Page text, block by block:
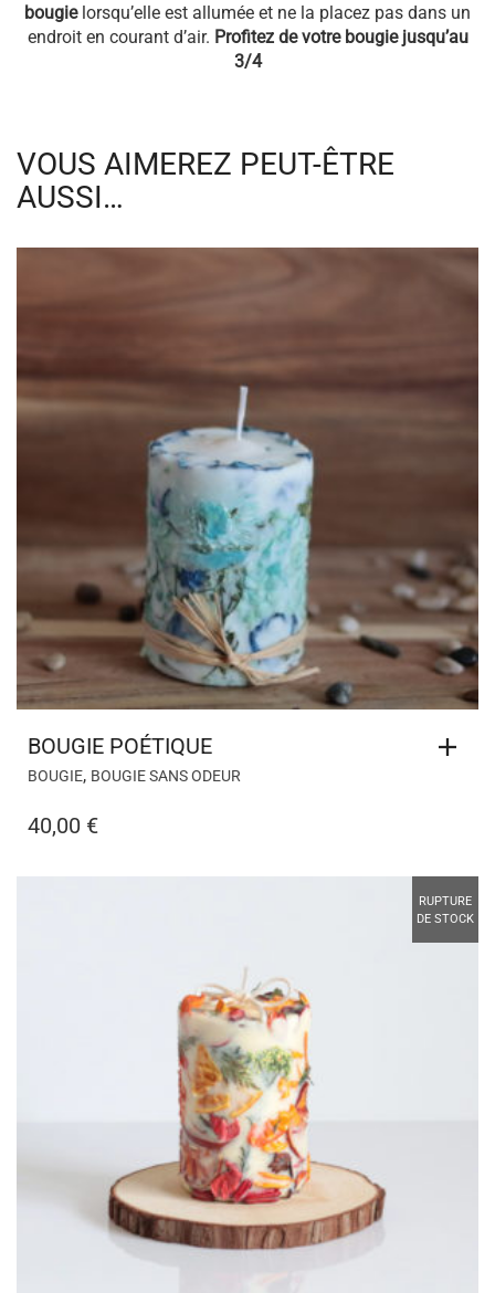
bougielorsqu’elle est allumée et ne la placez pas dans un
endroit en courant d’air. Profitez de votre bougie jusqu’au
3/4
VOUS AIMEREZ PEUT-ÊTRE
AUSSI…
BOUGIE POÉTIQUE
BOUGIE, BOUGIE SANS ODEUR
40,00 €
RUPTURE
DE STOCK